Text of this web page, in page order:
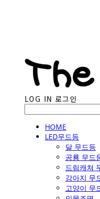
LOG IN 로그인
HOME
LED무드등
달 무드등
공룡 무드
드림캐쳐
강아지 무
고양이 무